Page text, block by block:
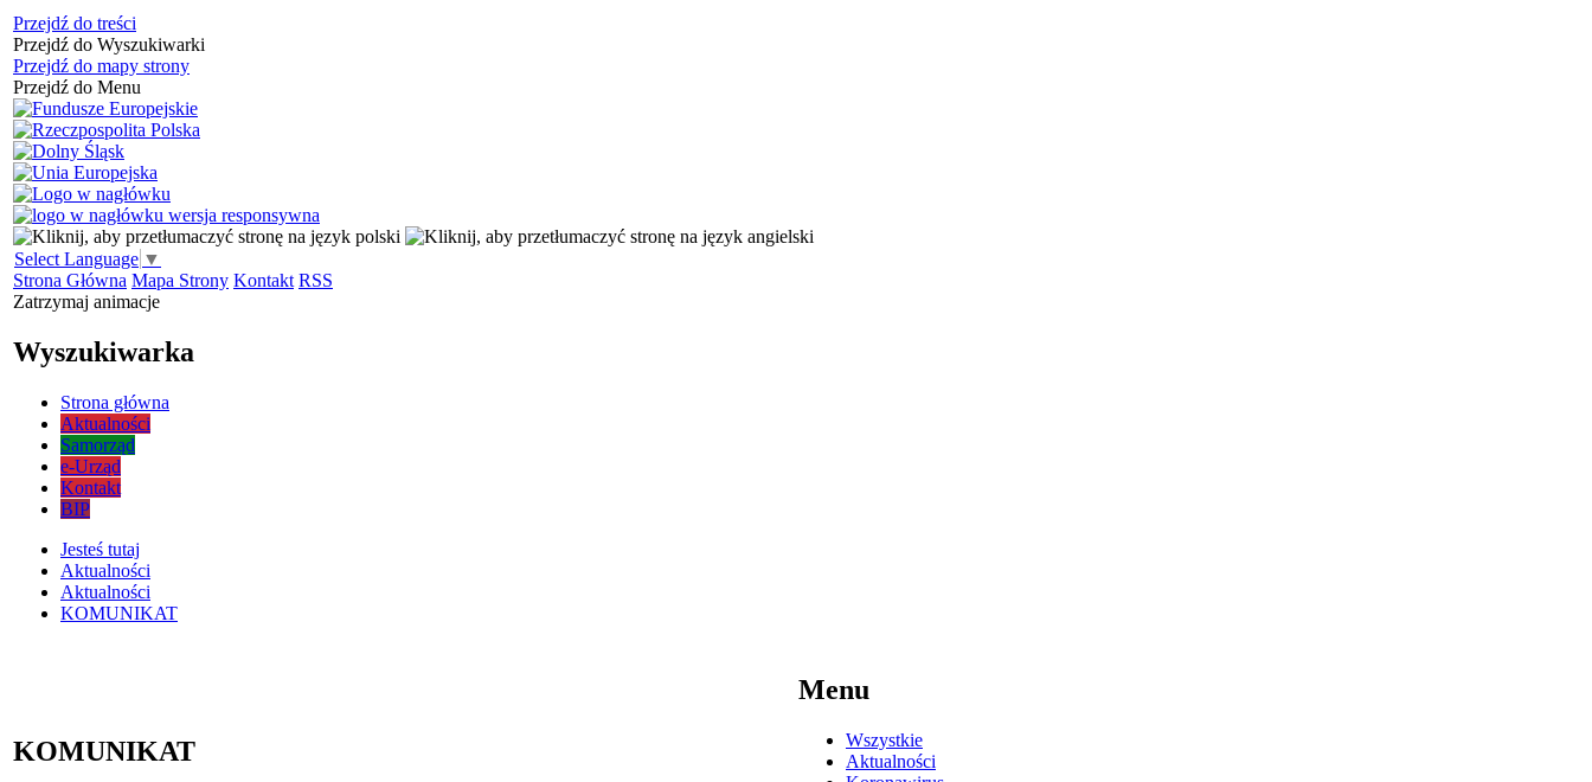
Przejdź do treści
Przejdź do Wyszukiwarki
Przejdź do mapy strony
Przejdź do Menu
Select Language ▼
Strona Główna Mapa Strony Kontakt RSS
Zatrzymaj animacje
Wyszukiwarka
Strona główna
Aktualności
Samorząd
e-Urząd
Kontakt
BIP
Jesteś tutaj
Aktualności
Aktualności
KOMUNIKAT
KOMUNIKAT
Menu
Wszystkie
Aktualności